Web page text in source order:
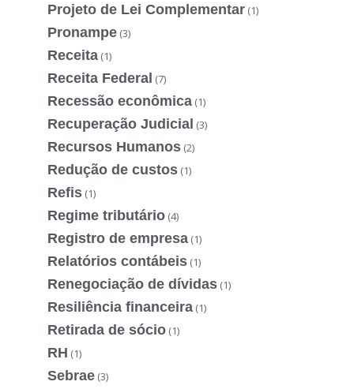
Projeto de Lei Complementar (1)
Pronampe (3)
Receita (1)
Receita Federal (7)
Recessão econômica (1)
Recuperação Judicial (3)
Recursos Humanos (2)
Redução de custos (1)
Refis (1)
Regime tributário (4)
Registro de empresa (1)
Relatórios contábeis (1)
Renegociação de dívidas (1)
Resiliência financeira (1)
Retirada de sócio (1)
RH (1)
Sebrae (3)